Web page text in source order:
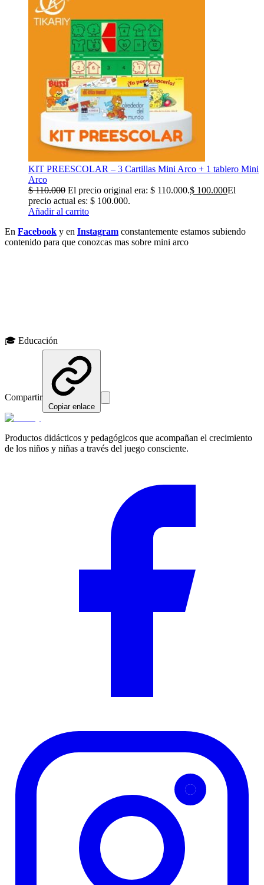
KIT PREESCOLAR – 3 Cartillas Mini Arco + 1 tablero Mini
Arco
$110.000 El precio original era: $ 110.000.$ 100.000El
precio actual es: $ 100.000.
Añadir al carrito
En Facebook y en Instagram constantemente estamos subiendo
contenido para que conozcas mas sobre mini arco
Ver productos
🎓 Educación
Compartir
Copiar enlace
Productos didácticos y pedagógicos que acompañan el crecimiento
de los niños y niñas a través del juego consciente.